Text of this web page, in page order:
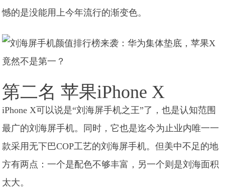
憾的是没能用上今年流行的渐变色。
第二名 苹果iPhone X
iPhone X可以说是“刘海屏手机之王”了，也是认知范围
最广的刘海屏手机。同时，它也是迄今为止业内唯一一
款采用无下巴COP工艺的刘海屏手机。但美中不足的地
方有两点：一个是配色不够丰富，另一个则是刘海面积
太大。